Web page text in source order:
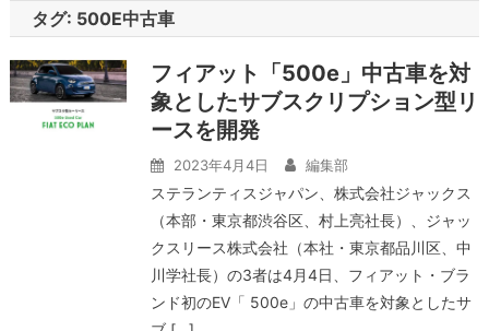
タグ: 500E中古車
フィアット「500e」中古車を対
象としたサブスクリプション型リ
ースを開発
2023年4月4日 編集部
ステランティスジャパン、株式会社ジャックス
（本部・東京都渋谷区、村上亮社長）、ジャッ
クスリース株式会社（本社・東京都品川区、中
川学社長）の3者は4月4日、フィアット・ブラ
ンド初のEV「 500e」の中古車を対象としたサ